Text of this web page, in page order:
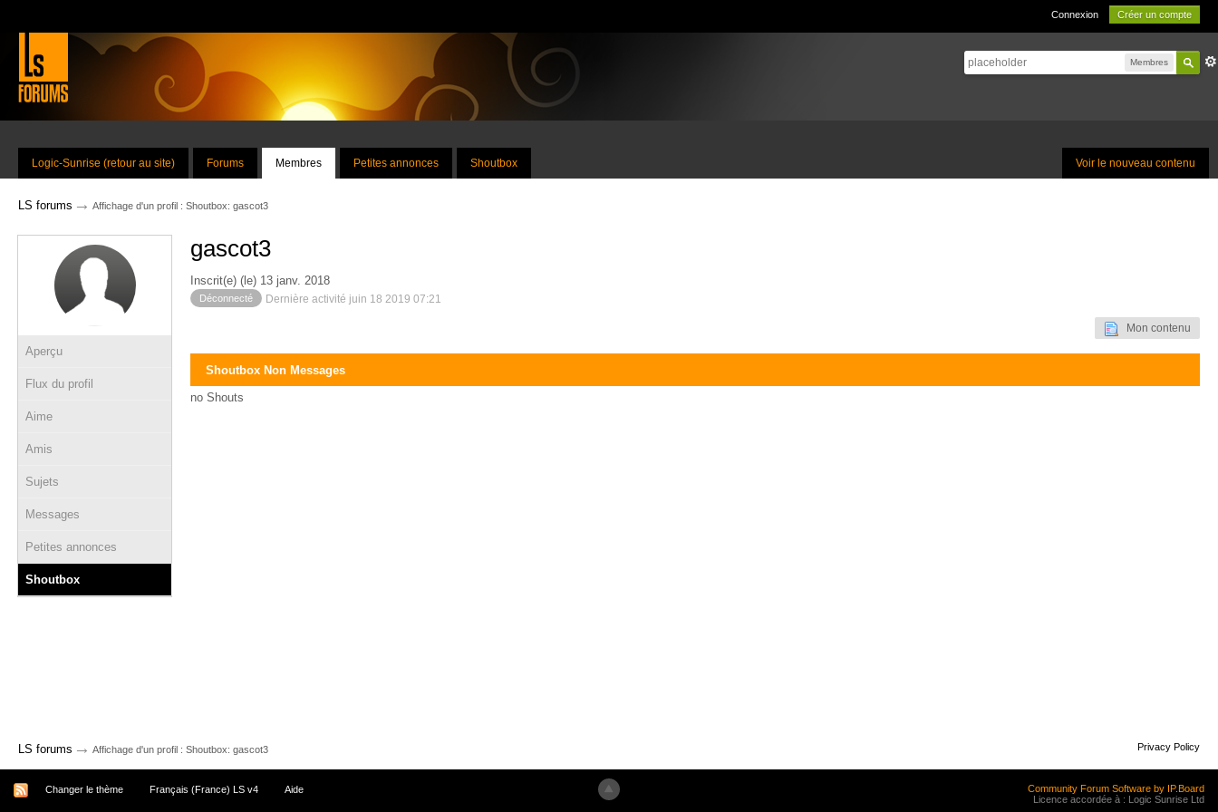
Connexion Créer un compte
Membres
Voir le nouveau contenu
Logic-Sunrise (retour au site) Forums Membres Petites annonces Shoutbox
LS forums → Affichage d'un profil : Shoutbox: gascot3
Aperçu
Flux du profil
Aime
Amis
Sujets
Messages
Petites annonces
Shoutbox
gascot3
Inscrit(e) (le) 13 janv. 2018
Déconnecté Dernière activité juin 18 2019 07:21
Mon contenu
Shoutbox Non Messages
no Shouts
LS forums → Affichage d'un profil : Shoutbox: gascot3 Privacy Policy
Changer le thème Français (France) LS v4 Aide
Community Forum Software by IP.Board
Licence accordée à : Logic Sunrise Ltd